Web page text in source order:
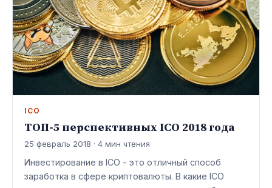
ICO
ТОП-5 перспективных ICO 2018 года
25 февраль 2018 · 4 мин чтения
Инвестирование в ICO - это отличный способ
заработка в сфере криптовалюты. В какие ICO